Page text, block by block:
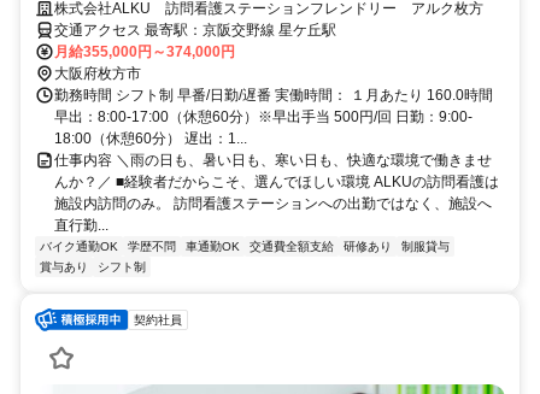
株式会社ALKU 訪問看護ステーションフレンドリー アルク枚方
交通アクセス 最寄駅：京阪交野線 星ケ丘駅
月給355,000円～374,000円
大阪府枚方市
勤務時間 シフト制 早番/日勤/遅番 実働時間： １月あたり 160.0時間
早出：8:00-17:00（休憩60分）※早出手当 500円/回 日勤：9:00-
18:00（休憩60分） 遅出：1...
仕事内容 ＼雨の日も、暑い日も、寒い日も、快適な環境で働きませ
んか？／ ■経験者だからこそ、選んでほしい環境 ALKUの訪問看護は
施設内訪問のみ。 訪問看護ステーションへの出勤ではなく、施設へ
直行勤...
バイク通勤OK 学歴不問 車通勤OK 交通費全額支給 研修あり
制服貸与
賞与あり
シフト制
契約社員